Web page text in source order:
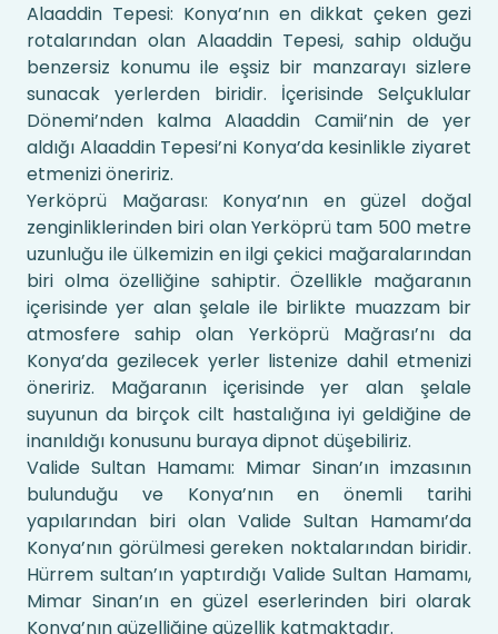
Alaaddin Tepesi: Konya’nın en dikkat çeken gezi
rotalarından olan Alaaddin Tepesi, sahip olduğu
benzersiz konumu ile eşsiz bir manzarayı sizlere
sunacak yerlerden biridir. İçerisinde Selçuklular
Dönemi’nden kalma Alaaddin Camii’nin de yer
aldığı Alaaddin Tepesi’ni Konya’da kesinlikle ziyaret
etmenizi öneririz.
Yerköprü Mağarası: Konya’nın en güzel doğal
zenginliklerinden biri olan Yerköprü tam 500 metre
uzunluğu ile ülkemizin en ilgi çekici mağaralarından
biri olma özelliğine sahiptir. Özellikle mağaranın
içerisinde yer alan şelale ile birlikte muazzam bir
atmosfere sahip olan Yerköprü Mağrası’nı da
Konya’da gezilecek yerler listenize dahil etmenizi
öneririz. Mağaranın içerisinde yer alan şelale
suyunun da birçok cilt hastalığına iyi geldiğine de
inanıldığı konusunu buraya dipnot düşebiliriz.
Valide Sultan Hamamı: Mimar Sinan’ın imzasının
bulunduğu ve Konya’nın en önemli tarihi
yapılarından biri olan Valide Sultan Hamamı’da
Konya’nın görülmesi gereken noktalarından biridir.
Hürrem sultan’ın yaptırdığı Valide Sultan Hamamı,
Mimar Sinan’ın en güzel eserlerinden biri olarak
Konya’nın güzelliğine güzellik katmaktadır.